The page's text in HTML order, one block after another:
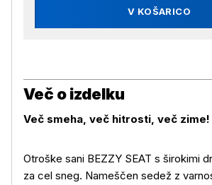
V KOŠARICO
Več o izdelku
Več smeha, več hitrosti, več zime!
Otroške sani BEZZY SEAT s širokimi
za cel sneg. Nameščen sedež z